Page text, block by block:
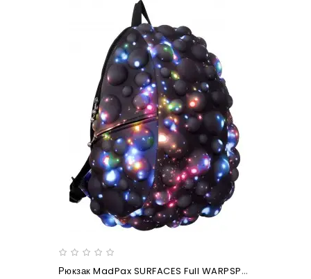
Рюкзак MadPax SURFACES Full WARPSPEED